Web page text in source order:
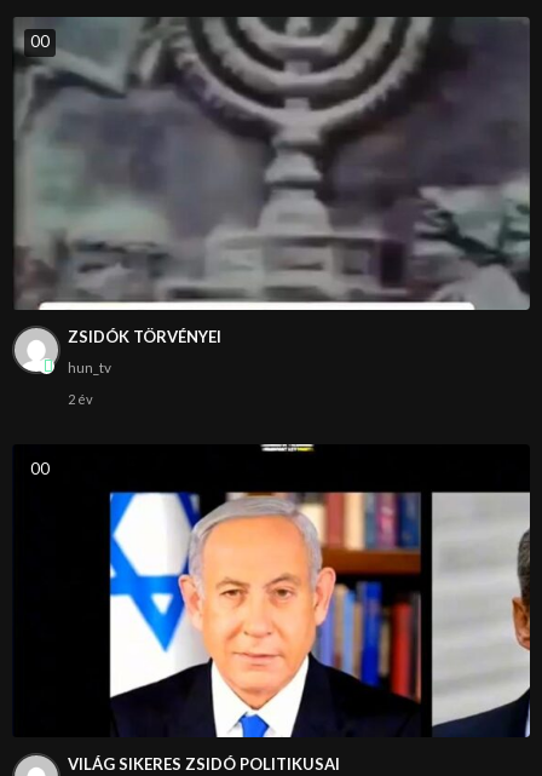
00
ZSIDÓK TÖRVÉNYEI
hun_tv
2 év
00
VILÁG SIKERES ZSIDÓ POLITIKUSAI